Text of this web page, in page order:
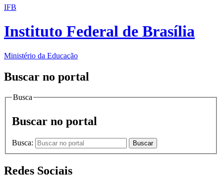
IFB
Instituto Federal de Brasília
Ministério da Educação
Buscar no portal
Busca
Buscar no portal
Busca: Buscar
Redes Sociais